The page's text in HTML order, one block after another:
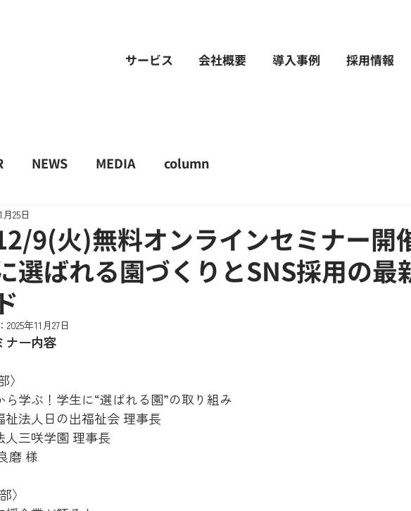
サービス 会社概要 導入事例 採用情報
NEWS MEDIA column
12/9(火)無料オンラインセミナー開
選ばれる園づくりとSNS採用の最
月25日
2025年11月27日
ー内容
〉
ら学ぶ！学生に“選ばれる園”の取り組み
祉法人日の出福祉会 理事長
人三咲学園 理事長
磨 様
〉